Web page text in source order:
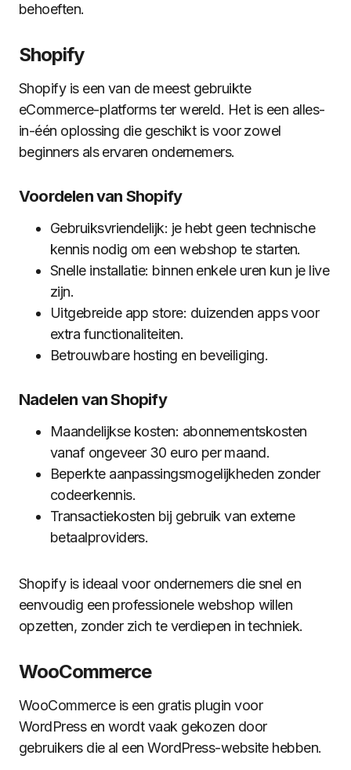
behoeften.
Shopify
Shopify is een van de meest gebruikte
eCommerce-platforms ter wereld. Het is een alles-
in-één oplossing die geschikt is voor zowel
beginners als ervaren ondernemers.
Voordelen van Shopify
Gebruiksvriendelijk: je hebt geen technische
kennis nodig om een webshop te starten.
Snelle installatie: binnen enkele uren kun je live
zijn.
Uitgebreide app store: duizenden apps voor
extra functionaliteiten.
Betrouwbare hosting en beveiliging.
Nadelen van Shopify
Maandelijkse kosten: abonnementskosten
vanaf ongeveer 30 euro per maand.
Beperkte aanpassingsmogelijkheden zonder
codeerkennis.
Transactiekosten bij gebruik van externe
betaalproviders.
Shopify is ideaal voor ondernemers die snel en
eenvoudig een professionele webshop willen
opzetten, zonder zich te verdiepen in techniek.
WooCommerce
WooCommerce is een gratis plugin voor
WordPress en wordt vaak gekozen door
gebruikers die al een WordPress-website hebben.